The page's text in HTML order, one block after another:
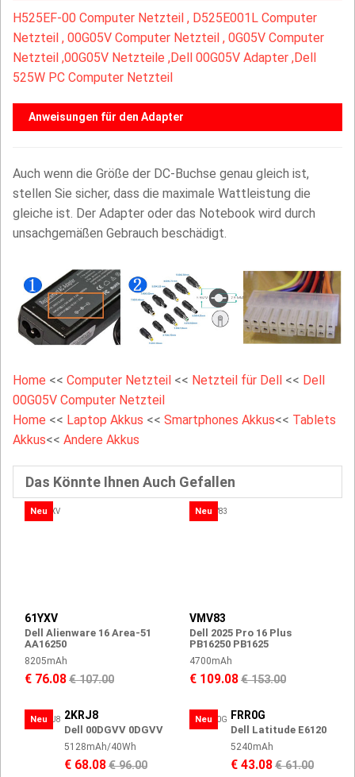
H525EF-00 Computer Netzteil , D525E001L Computer
Netzteil , 00G05V Computer Netzteil , 0G05V Computer
Netzteil ,00G05V Netzteile ,Dell 00G05V Adapter ,Dell
525W PC Computer Netzteil
Anweisungen für den Adapter
Auch wenn die Größe der DC-Buchse genau gleich ist,
stellen Sie sicher, dass die maximale Wattleistung die
gleiche ist. Der Adapter oder das Notebook wird durch
unsachgemäßen Gebrauch beschädigt.
Home << Computer Netzteil << Netzteil für Dell << Dell
00G05V Computer Netzteil
Home << Laptop Akkus << Smartphones Akkus<< Tablets
Akkus<< Andere Akkus
Das Könnte Ihnen Auch Gefallen
Neu
61YXV
Dell Alienware 16 Area-51
AA16250
8205mAh
€ 76.08€ 107.00
Neu
VMV83
Dell 2025 Pro 16 Plus
PB16250 PB1625
4700mAh
€ 109.08€ 153.00
Neu 2KRJ8
Dell 00DGVV 0DGVV
5128mAh/40Wh
€ 68.08€ 96.00
Neu FRR0G
Dell Latitude E6120
5240mAh
€ 43.08€ 61.00